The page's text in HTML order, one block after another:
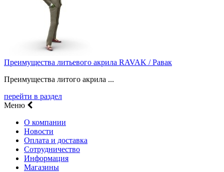
Преимущества литьевого акрила RAVAK / Равак
Преимущества литого акрила ...
перейти в раздел
Меню
О компании
Новости
Оплата и доставка
Сотрудничество
Информация
Магазины